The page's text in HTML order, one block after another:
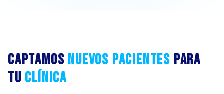
Captamos nuevos pacientes para
tu clínica